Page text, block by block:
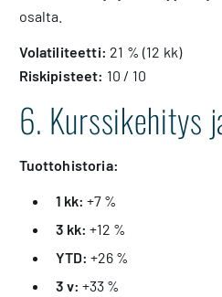
osalta.
Volatiliteetti: 21 % (12 kk)
Riskipisteet: 10 / 10
6. Kurssikehitys
Tuottohistoria:
1 kk: +7 %
3 kk: +12 %
YTD: +26 %
3 v: +33 %